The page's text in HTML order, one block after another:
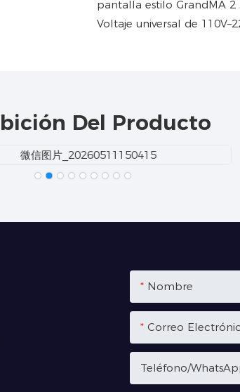
Voltaje universal de
Del Producto
Nombre
Correo
Teléfono/